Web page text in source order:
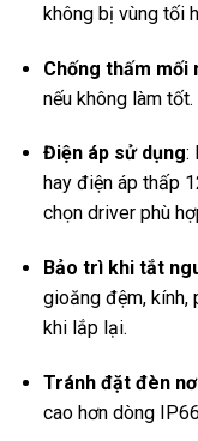
không bị vùng tối
Chống thấm mối
nếu không làm tốt.
Điện áp sử dụng:
hay điện áp thấp
chọn driver phù
Bảo trì khi tắt
gioăng đệm, kính,
khi lắp lại.
Tránh đặt đèn
cao hơn dòng